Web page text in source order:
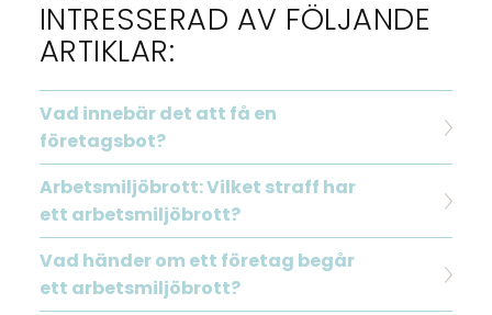
INTRESSERAD AV FÖLJANDE
ARTIKLAR:
Vad innebär det att få en
företagsbot?
Arbetsmiljöbrott: Vilket straff har
ett arbetsmiljöbrott?
Vad händer om ett företag begår
ett arbetsmiljöbrott?